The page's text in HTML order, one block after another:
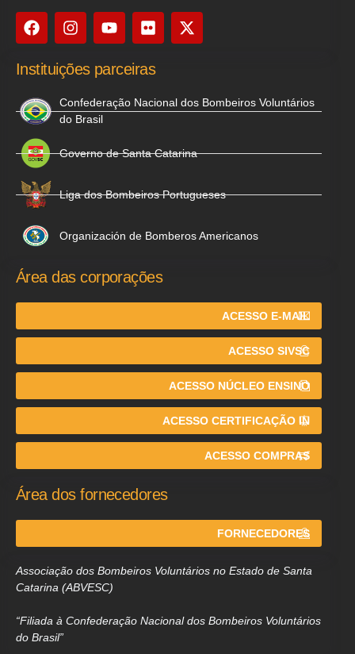
Instituições parceiras
Confederação Nacional dos Bombeiros Voluntários
do Brasil
Governo de Santa Catarina
Liga dos Bombeiros Portugueses
Organización de Bomberos Americanos
Área das corporações
ACESSO E-MAIL
ACESSO SIVSC
ACESSO NÚCLEO ENSINO
ACESSO CERTIFICAÇÃO IN
ACESSO COMPRAS
Área dos fornecedores
FORNECEDORES
Associação dos Bombeiros Voluntários no Estado de Santa
Catarina (ABVESC)
“Filiada à Confederação Nacional dos Bombeiros Voluntários
do Brasil”